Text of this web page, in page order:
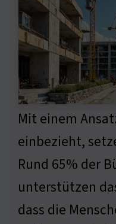
Mit einem
einbezieht,
Rund 65% der
unterstützen
dass die